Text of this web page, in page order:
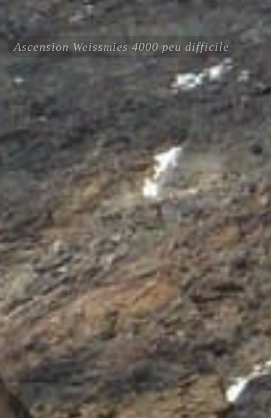
Ascension Weissmies 4000 peu difficile